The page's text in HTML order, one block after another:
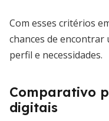
Com esses critérios
chances de
perfil e necessidades.
Comparativo
digitais